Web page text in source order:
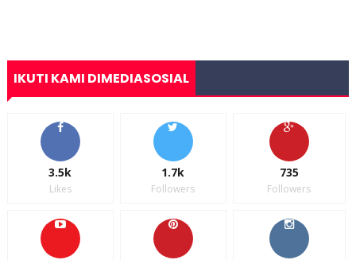
IKUTI KAMI DIMEDIASOSIAL
3.5k
Likes
1.7k
Followers
735
Followers